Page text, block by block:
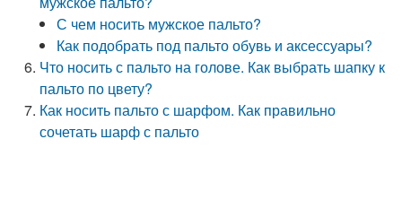
С чем носить мужское пальто?
Как подобрать под пальто обувь и аксессуары?
Что носить с пальто на голове. Как выбрать шапку к
пальто по цвету?
Как носить пальто с шарфом. Как правильно
сочетать шарф с пальто